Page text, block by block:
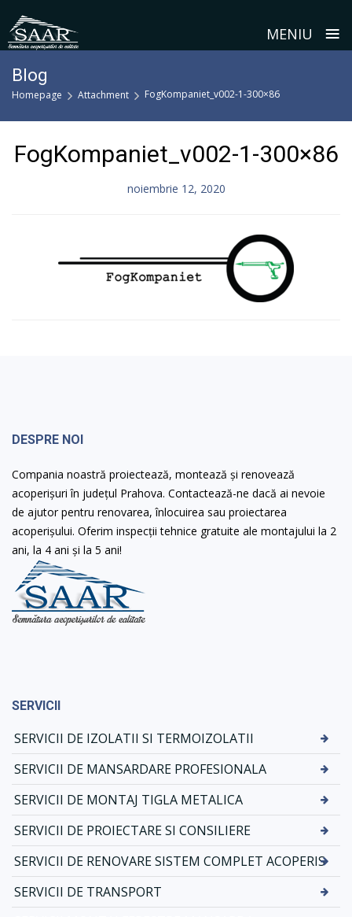
MENIU ≡
content
Blog
Homepage Attachment FogKompaniet_v002-1-300×86
FogKompaniet_v002-1-300×86
noiembrie 12, 2020
DESPRE NOI
Compania noastră proiectează, montează și renovează
acoperișuri în județul Prahova. Contactează-ne dacă ai nevoie
de ajutor pentru renovarea, înlocuirea sau proiectarea
acoperișului. Oferim inspecții tehnice gratuite ale montajului la 2
ani, la 4 ani și la 5 ani!
SERVICII
SERVICII DE IZOLATII SI TERMOIZOLATII
SERVICII DE MANSARDARE PROFESIONALA
SERVICII DE MONTAJ TIGLA METALICA
SERVICII DE PROIECTARE SI CONSILIERE
SERVICII DE RENOVARE SISTEM COMPLET ACOPERIS
SERVICII DE TRANSPORT